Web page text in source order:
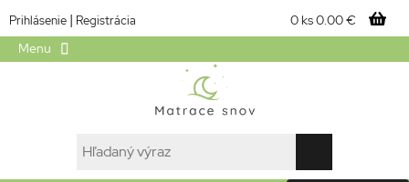
Prihlásenie | Registrácia 0 ks0.00 €
Menu